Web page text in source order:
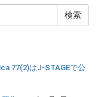
77(2)はJ-STAGEで公